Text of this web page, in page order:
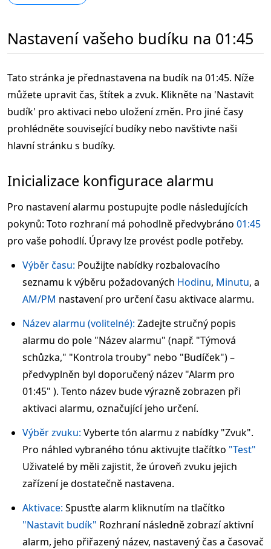
Nastavení vašeho budíku na 01:45
Tato stránka je přednastavena na budík na 01:45. Níže
můžete upravit čas, štítek a zvuk. Klikněte na 'Nastavit
budík' pro aktivaci nebo uložení změn. Pro jiné časy
prohlédněte související budíky nebo navštivte naši
hlavní stránku s budíky.
Inicializace konfigurace alarmu
Pro nastavení alarmu postupujte podle následujících
pokynů: Toto rozhraní má pohodlně předvybráno 01:45
pro vaše pohodlí. Úpravy lze provést podle potřeby.
Výběr času: Použijte nabídky rozbalovacího
seznamu k výběru požadovaných Hodinu, Minutu, a
AM/PM nastavení pro určení času aktivace alarmu.
Název alarmu (volitelné): Zadejte stručný popis
alarmu do pole "Název alarmu" (např. "Týmová
schůzka," "Kontrola trouby" nebo "Budíček") –
předvyplněn byl doporučený název "Alarm pro
01:45" ). Tento název bude výrazně zobrazen při
aktivaci alarmu, označující jeho určení.
Výběr zvuku: Vyberte tón alarmu z nabídky "Zvuk".
Pro náhled vybraného tónu aktivujte tlačítko "Test"
Uživatelé by měli zajistit, že úroveň zvuku jejich
zařízení je dostatečně nastavena.
Aktivace: Spusťte alarm kliknutím na tlačítko
"Nastavit budík" Rozhraní následně zobrazí aktivní
alarm, jeho přiřazený název, nastavený čas a časovač